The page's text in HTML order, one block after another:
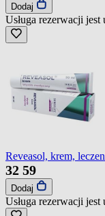
Dodaj
Usługa rezerwacji jest
Reveasol, krem,
32 59
Dodaj
Usługa rezerwacji jest